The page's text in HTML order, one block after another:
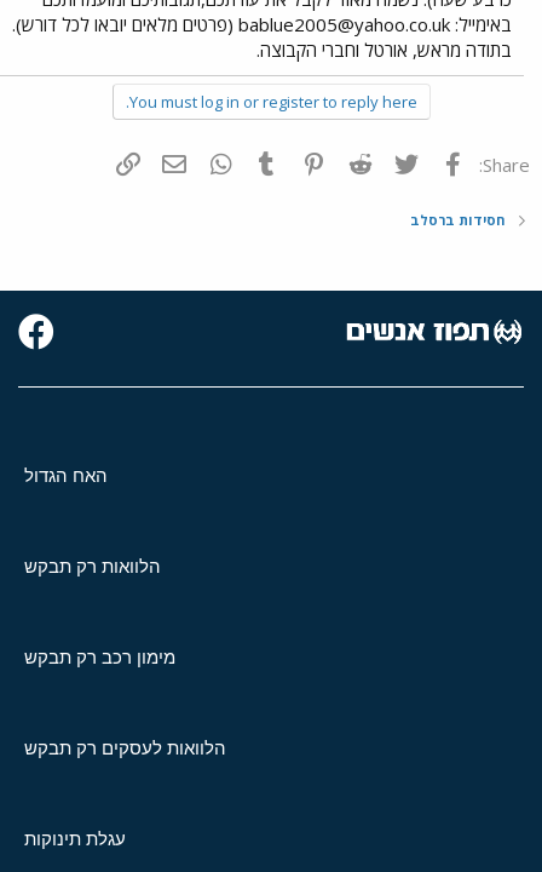
באימייל: bablue2005@yahoo.co.uk (פרטים מלאים יובאו לכל דורש).
בתודה מראש, אורטל וחברי הקבוצה.
You must log in or register to reply here.
Share: פייסבוק Twitter
Reddit
Pinterest
Tumblr
WhatsAppדואר אלקטרוני
חסידות ברסלב
האח הגדול
הלוואות רק תבקש
מימון רכב רק תבקש
הלוואות לעסקים רק תבקש
עגלת תינוקות